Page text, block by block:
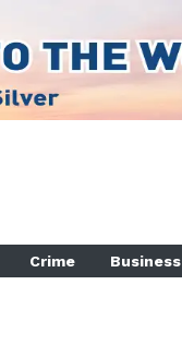
Crime Business